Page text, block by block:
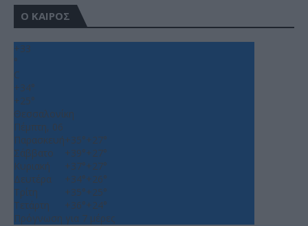
Ο ΚΑΙΡΟΣ
+33
°
C
+34°
+25°
Θεσσαλονίκη
Πέμπτη, 06
Παρασκευή+35°+27°
Σάββατο
+39°+27°
Κυριακή
+37°+27°
Δευτέρα
+34°+26°
Τρίτη
+35°+25°
Τετάρτη
+36°+24°
Πρόγνωση για 7 μέρες